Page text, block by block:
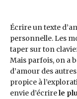
Écrire un texte
personnelle. Les
taper sur ton
Mais parfois, on a
d’amour des
propice à
envie d’écrirele